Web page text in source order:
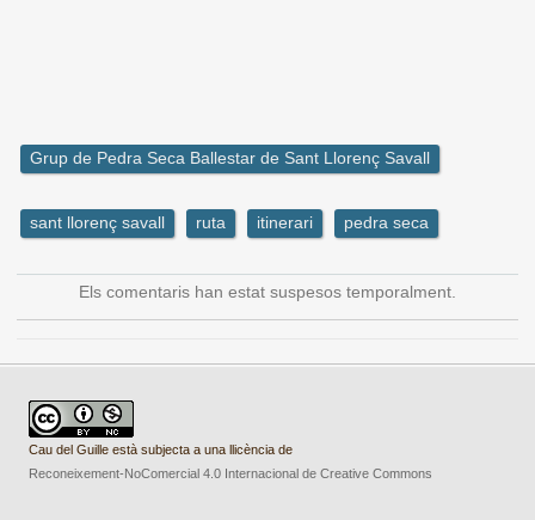
Grup de Pedra Seca Ballestar de Sant Llorenç Savall
sant llorenç savall ruta itinerari pedra seca
Els comentaris han estat suspesos temporalment.
Cau del Guille està subjecta a una llicència de
Reconeixement-NoComercial 4.0 Internacional de Creative Commons